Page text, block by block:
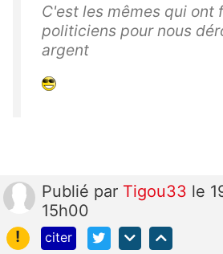
C'est les mêmes qui ont
politiciens pour nous
argent
Publié par Tigou33 le
15h00
!
citer